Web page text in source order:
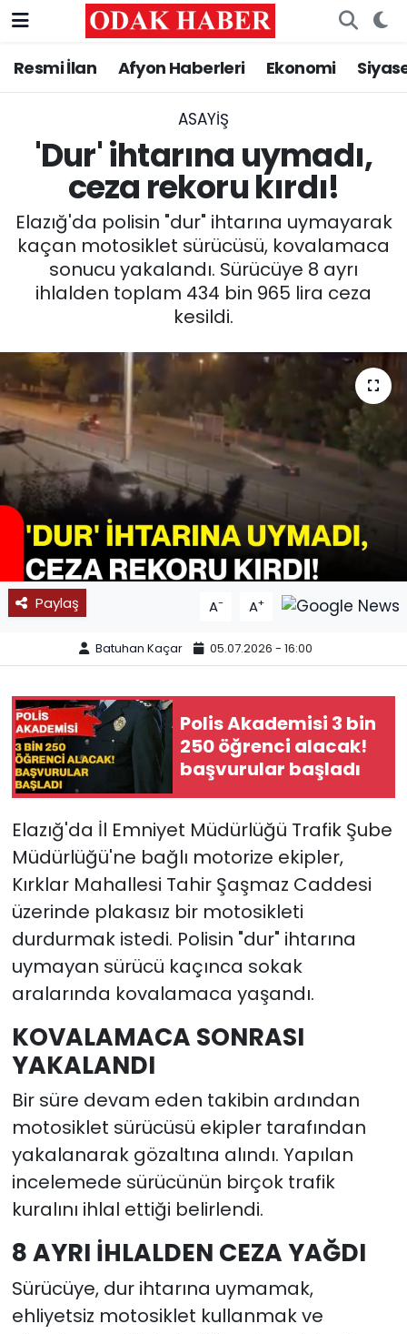
Resmi İlan Afyon Haberleri Ekonomi
ASAYİŞ
'Dur' ihtarına uymadı,
ceza rekoru kırdı!
Elazığ'da polisin "dur" ihtarına uymayarak
kaçan motosiklet sürücüsü, kovalamaca
sonucu yakalandı. Sürücüye 8 ayrı
ihlalden toplam 434 bin 965 lira ceza
kesildi.
Paylaş A- A+
Batuhan Kaçar 05.07.2026 - 16:00
Polis Akademisi 3 bin
250 öğrenci alacak!
başvurular başladı
Elazığ'da İl Emniyet Müdürlüğü Trafik Şube
Müdürlüğü'ne bağlı motorize ekipler,
Kırklar Mahallesi Tahir Şaşmaz Caddesi
üzerinde plakasız bir motosikleti
durdurmak istedi. Polisin "dur" ihtarına
uymayan sürücü kaçınca sokak
aralarında kovalamaca yaşandı.
KOVALAMACA SONRASI
YAKALANDI
Bir süre devam eden takibin ardından
motosiklet sürücüsü ekipler tarafından
yakalanarak gözaltına alındı. Yapılan
incelemede sürücünün birçok trafik
kuralını ihlal ettiği belirlendi.
8 AYRI İHLALDEN CEZA YAĞDI
Sürücüye, dur ihtarına uymamak,
ehliyetsiz motosiklet kullanmak ve
AFYONKARAHİSAR HABERLERİ
ASAYİŞ
GÜNCEL
SİYASET
EĞİTİM
MAGAZİN
SAĞLIK
SPOR
11:11 MANŞET
Nöbetçi Eczaneler
Trafik Durumu
Süper Lig Puan Durumu ve Fikstür
Tüm Manşetler
Son Dakika Haberleri
Haber Arşivi